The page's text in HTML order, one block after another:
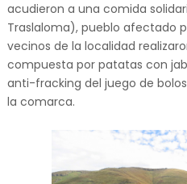
acudieron a una comida
Traslaloma), pueblo afectado
vecinos de la localidad
compuesta por patatas con
anti-fracking del juego de
la comarca.